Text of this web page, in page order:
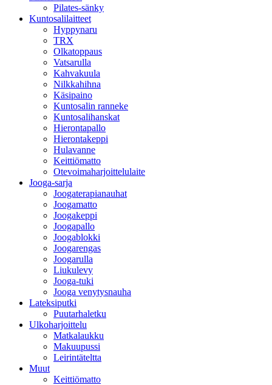
Pilates-sänky
Kuntosalilaitteet
Hyppynaru
TRX
Olkatoppaus
Vatsarulla
Kahvakuula
Nilkkahihna
Käsipaino
Kuntosalin ranneke
Kuntosalihanskat
Hierontapallo
Hierontakeppi
Hulavanne
Keittiömatto
Otevoimaharjoittelulaite
Jooga-sarja
Joogaterapianauhat
Joogamatto
Joogakeppi
Joogapallo
Joogablokki
Joogarengas
Joogarulla
Liukulevy
Jooga-tuki
Jooga venytysnauha
Lateksiputki
Puutarhaletku
Ulkoharjoittelu
Matkalaukku
Makuupussi
Leirintäteltta
Muut
Keittiömatto